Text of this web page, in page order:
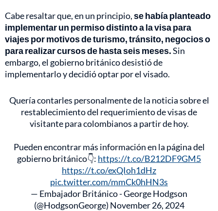
Cabe resaltar que, en un principio,se había planteado
implementar un permiso distinto a la visa para
viajes por motivos de turismo, tránsito, negocios o
para realizar cursos de hasta seis meses.Sin
embargo, el gobierno británico desistió de
implementarlo y decidió optar por el visado.
Quería contarles personalmente de la noticia sobre el
restablecimiento del requerimiento de visas de
visitante para colombianos a partir de hoy.
Pueden encontrar más información en la página del
gobierno británico👇: https://t.co/B212DF9GM5
https://t.co/exQIoh1dHz
pic.twitter.com/mmCk0hHN3s
— Embajador Británico - George Hodgson
(@HodgsonGeorge) November 26, 2024